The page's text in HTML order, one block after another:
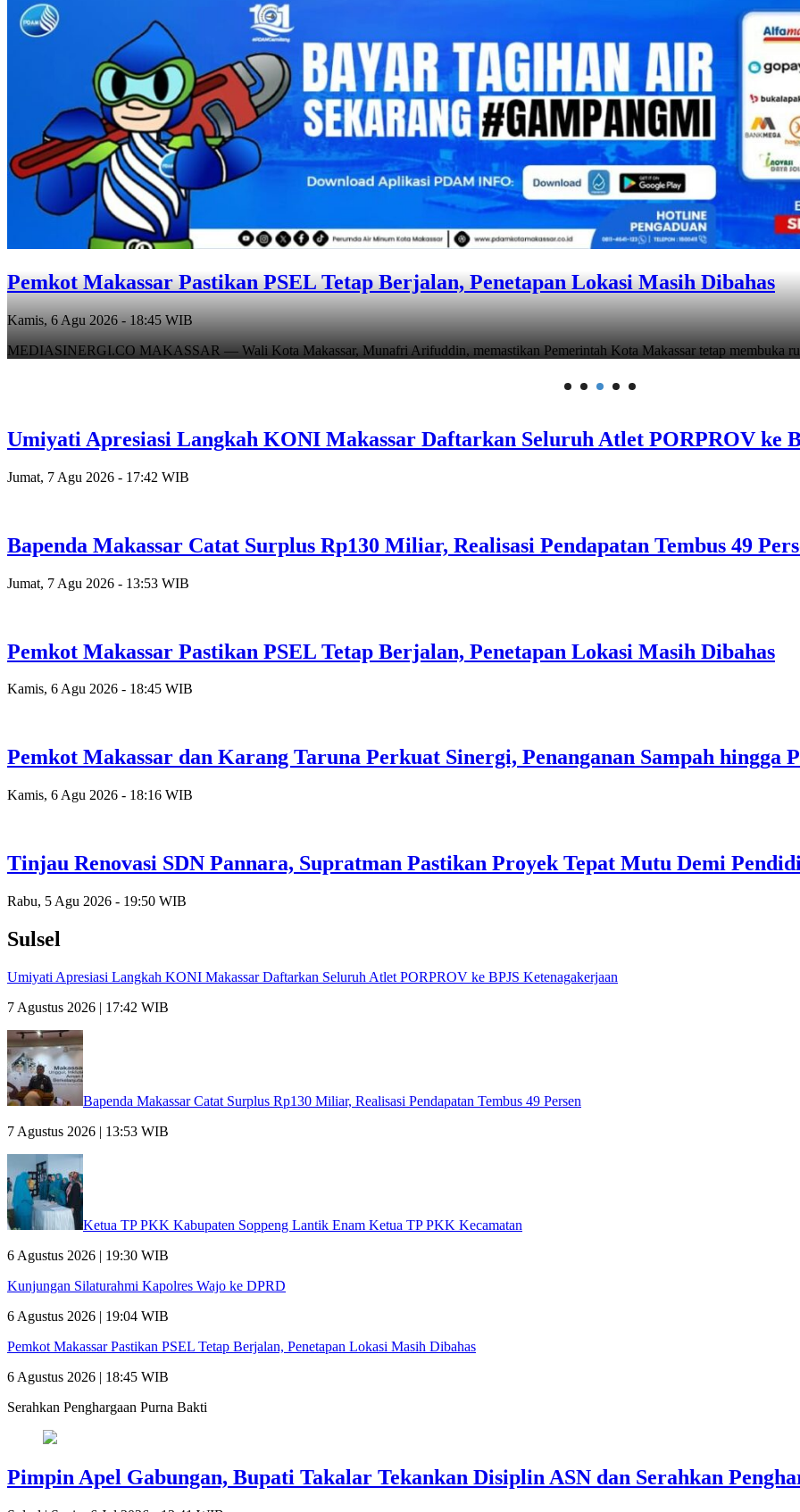
Pemkot Makassar dan Karang Taruna Perkuat Sinergi, Penanganan Sampah hingga
Kamis, 6 Agu 2026 - 18:16 WIB
MEDIASINERGI.CO MAKASSAR — Pengurus Karang Taruna Kota Makassar menegaskan komitmennya menjadi mitra strategis
Umiyati Apresiasi Langkah KONI Makassar Daftarkan Seluruh Atlet PORPROV ke
Jumat, 7 Agu 2026 - 17:42 WIB
Bapenda Makassar Catat Surplus Rp130 Miliar, Realisasi Pendapatan Tembus 49
Jumat, 7 Agu 2026 - 13:53 WIB
Pemkot Makassar Pastikan PSEL Tetap Berjalan, Penetapan Lokasi Masih Dibahas
Kamis, 6 Agu 2026 - 18:45 WIB
Pemkot Makassar dan Karang Taruna Perkuat Sinergi, Penanganan Sampah hingga
Kamis, 6 Agu 2026 - 18:16 WIB
Tinjau Renovasi SDN Pannara, Supratman Pastikan Proyek Tepat Mutu Demi
Rabu, 5 Agu 2026 - 19:50 WIB
Sulsel
Umiyati Apresiasi Langkah KONI Makassar Daftarkan Seluruh Atlet PORPROV ke BPJS Ketenagakerjaan
7 Agustus 2026 | 17:42 WIB
Bapenda Makassar Catat Surplus Rp130 Miliar, Realisasi Pendapatan Tembus 49 Persen
7 Agustus 2026 | 13:53 WIB
Ketua TP PKK Kabupaten Soppeng Lantik Enam Ketua TP PKK Kecamatan
6 Agustus 2026 | 19:30 WIB
Kunjungan Silaturahmi Kapolres Wajo ke DPRD
6 Agustus 2026 | 19:04 WIB
Pemkot Makassar Pastikan PSEL Tetap Berjalan, Penetapan Lokasi Masih Dibahas
6 Agustus 2026 | 18:45 WIB
Serahkan Penghargaan Purna Bakti
Pimpin Apel Gabungan, Bupati Takalar Tekankan Disiplin ASN dan Serahkan